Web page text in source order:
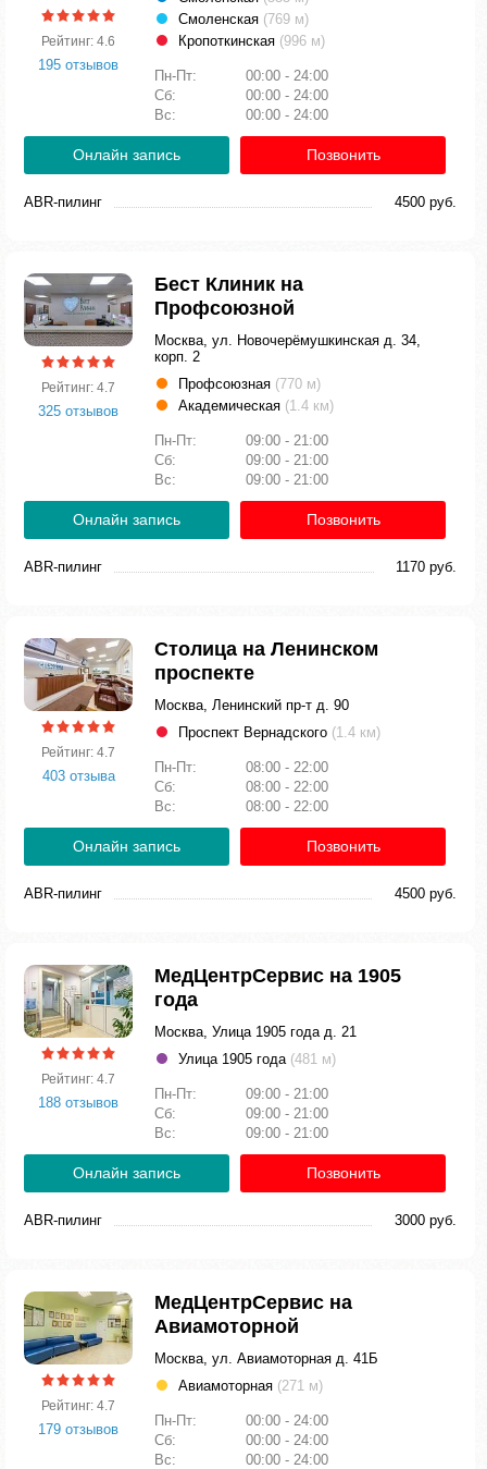
Рейтинг: 4.6
195 отзывов
Смоленская (769 м)
Кропоткинская (996 м)
Пн-Пт:
00:00 - 24:00
Сб:
00:00 - 24:00
Вс:
00:00 - 24:00
Онлайн запись Позвонить
ABR-пилинг 4500 руб.
Рейтинг: 4.7
325 отзывов
Бест Клиник на
Профсоюзной
Москва, ул. Новочерёмушкинская д. 34,
корп. 2
Профсоюзная (770 м)
Академическая (1.4 км)
Пн-Пт:
09:00 - 21:00
Сб:
09:00 - 21:00
Вс:
09:00 - 21:00
Онлайн запись Позвонить
ABR-пилинг 1170 руб.
Рейтинг: 4.7
403 отзыва
Столица на Ленинском
проспекте
Москва, Ленинский пр-т д. 90
Проспект Вернадского (1.4 км)
Пн-Пт:
08:00 - 22:00
Сб:
08:00 - 22:00
Вс:
08:00 - 22:00
Онлайн запись Позвонить
ABR-пилинг 4500 руб.
Рейтинг: 4.7
188 отзывов
МедЦентрСервис на 1905
года
Москва, Улица 1905 года д. 21
Улица 1905 года (481 м)
Пн-Пт:
09:00 - 21:00
Сб:
09:00 - 21:00
Вс:
09:00 - 21:00
Онлайн запись Позвонить
ABR-пилинг 3000 руб.
Рейтинг: 4.7
179 отзывов
МедЦентрСервис на
Авиамоторной
Москва, ул. Авиамоторная д. 41Б
Авиамоторная (271 м)
Пн-Пт:
00:00 - 24:00
Сб:
00:00 - 24:00
Вс:
00:00 - 24:00